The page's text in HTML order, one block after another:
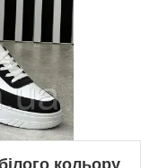
кольору